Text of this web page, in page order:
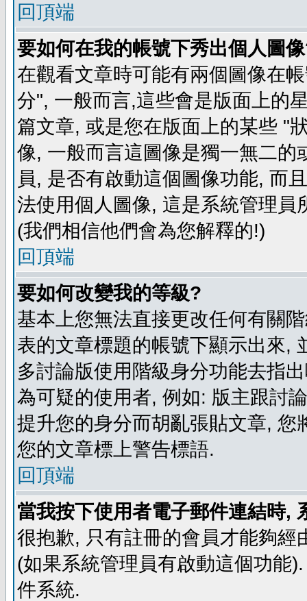
回頂端
要如何在我的帳號下秀出個人圖
在觀看文章時可能有兩個圖像在
分", 一般而言,這些會是版面上的
篇文章, 或是您在版面上的某些 "
像, 一般而言這圖像是獨一無二
員, 是否有啟動這個圖像功能, 而
法使用個人圖像, 這是系統管理
(我們相信他們會為您解釋的!)
回頂端
要如何改變我的等級?
基本上您無法直接更改任何有關
表的文章標題的帳號下顯示出來,
多討論版使用階級身分功能去指
為可疑的使用者, 例如: 版主跟討
提升您的身分而胡亂張貼文章,
您的文章標上警告標語.
回頂端
當我按下使用者電子郵件連結時,
很抱歉, 只有註冊的會員才能夠
(如果系統管理員有啟動這個功能
件系統.